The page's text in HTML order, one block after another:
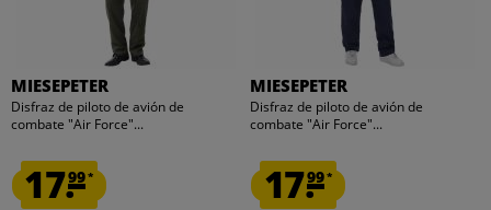
MIESEPETER
Disfraz de piloto de avión de
combate "Air Force"...
17.99*
MIESEPETER
Disfraz de piloto de avión de
combate "Air Force"...
17.99*